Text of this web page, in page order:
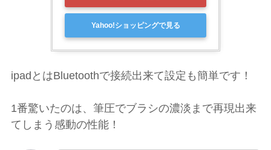
Yahoo!ショッピングで見る
ipadとはBluetoothで接続出来て設定も簡単です！
1番驚いたのは、筆圧でブラシの濃淡まで再現出来
てしまう感動の性能！